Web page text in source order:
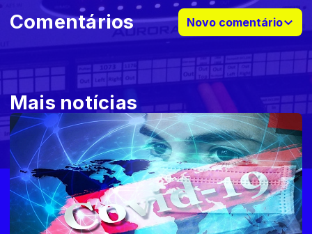
Comentários Novo comentário
Mais notícias